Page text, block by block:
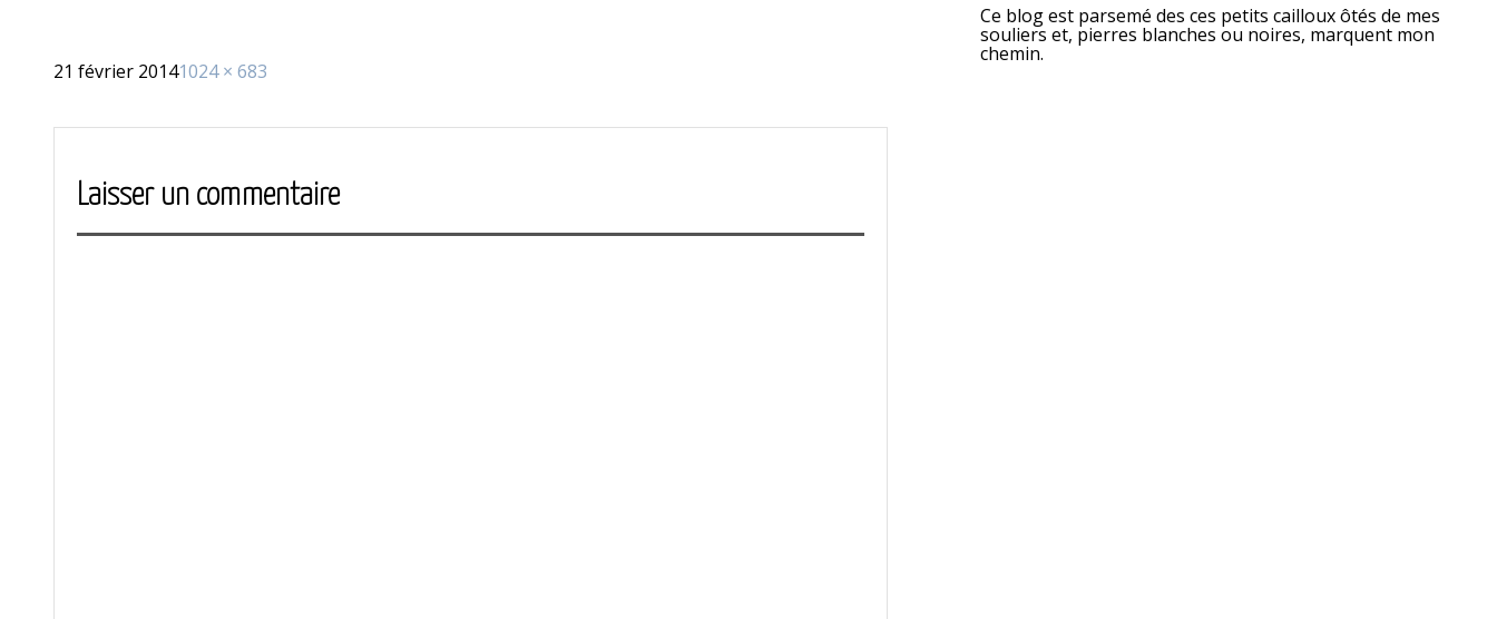
Publié
21 février 2014Taille
1024 × 683
Laisser un commentaire
Ce blog est parsemé des ces petits cailloux ôtés de mes
souliers et, pierres blanches ou noires, marquent mon
chemin.